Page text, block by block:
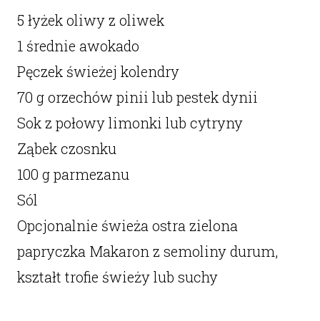
5 łyżek oliwy z oliwek
1 średnie awokado
Pęczek świeżej kolendry
70 g orzechów pinii lub pestek dynii
Sok z połowy limonki lub cytryny
Ząbek czosnku
100 g parmezanu
Sól
Opcjonalnie świeża ostra zielona
papryczka Makaron z semoliny durum,
kształt trofie świeży lub suchy